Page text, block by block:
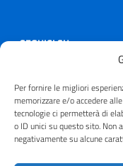
Per fornire le migliori
memorizzare e/o accedere
tecnologie ci permetterà di
o ID unici su questo sito. Non
negativamente su alcune
SEGUICI SU
Copyright © 2021 -
Useful